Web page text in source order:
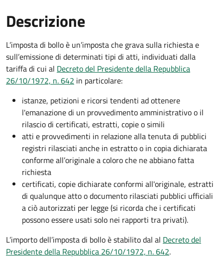
Descrizione
L’imposta di bollo è un’imposta che grava sulla richiesta e
sull’emissione di determinati tipi di atti, individuati dalla
tariffa di cui al Decreto del Presidente della Repubblica
26/10/1972, n. 642 in particolare:
istanze, petizioni e ricorsi tendenti ad ottenere
l'emanazione di un provvedimento amministrativo o il
rilascio di certificati, estratti, copie o simili
atti e provvedimenti in relazione alla tenuta di pubblici
registri rilasciati anche in estratto o in copia dichiarata
conforme all’originale a coloro che ne abbiano fatta
richiesta
certificati, copie dichiarate conformi all'originale, estratti
di qualunque atto o documento rilasciati pubblici ufficiali
a ciò autorizzati per legge (si ricorda che i certificati
possono essere usati solo nei rapporti tra privati).
L’importo dell’imposta di bollo è stabilito dal al Decreto del
Presidente della Repubblica 26/10/1972, n. 642.